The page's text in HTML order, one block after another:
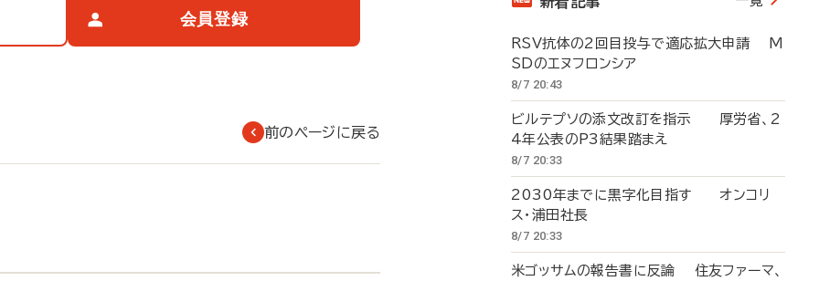
会員登録
前のページに戻る
RSV抗体の2回目投与で適応拡大申請 M
SDのエヌフロンシア
8/7 20:43
ビルテプソの添文改訂を指示 厚労省、2
4年公表のP3結果踏まえ
8/7 20:33
2030年までに黒字化目指す オンコリ
ス・浦田社長
8/7 20:33
米ゴッサムの報告書に反論 住友ファーマ、